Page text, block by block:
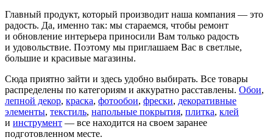
Главный продукт, который производит наша компания — это
радость. Да, именно так: мы стараемся, чтобы ремонт
и обновление интерьера приносили Вам только радость
и удовольствие. Поэтому мы приглашаем Вас в светлые,
большие и красивые магазины.
Сюда приятно зайти и здесь удобно выбирать. Все товары
распределены по категориям и аккуратно расставлены. Обои,
лепной декор, краска, фотообои, фрески, декоративные
элементы, текстиль, напольные покрытия, плитка, клей
и инструмент — все находится на своем заранее
подготовленном месте.